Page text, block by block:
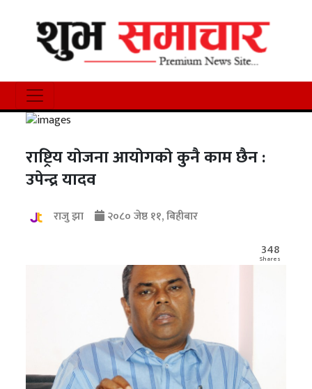
राष्ट्रिय याेजना आयाेगकाे कुनै काम छैन :
उपेन्द्र यादव
राजु झा
२०८० जेष्ठ ११, बिहीबार
348
Shares